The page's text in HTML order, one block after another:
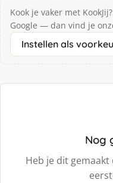
Kook je vaker met
Google — dan vind je
Instellen als
Nog
Heb je dit gemaakt